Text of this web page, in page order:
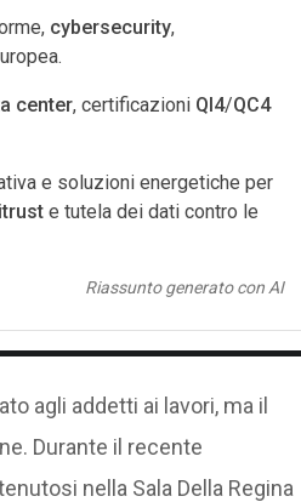
cybersecurity,
center, certificazioni QI4/QC4
e soluzioni energetiche per
e tutela dei dati contro le
Riassunto generato con AI
agli addetti ai lavori, ma il
Durante il recente
nella Sala Della Regina